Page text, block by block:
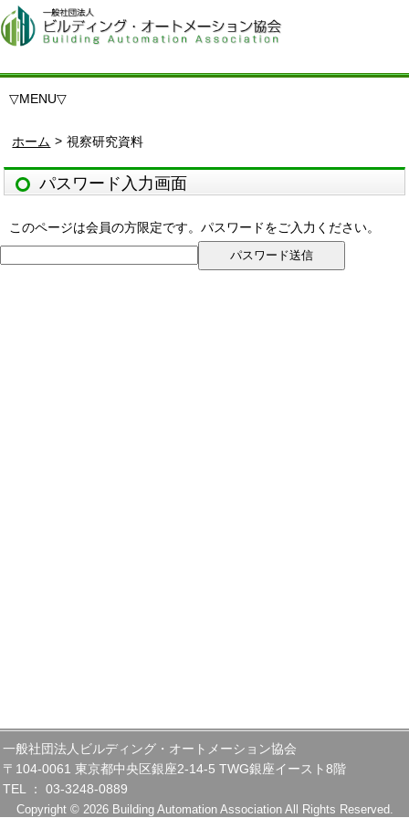
▽MENU▽
ホーム > 視察研究資料
パスワード入力画面
このページは会員の方限定です。パスワードをご入力ください。
一般社団法人ビルディング・オートメーション協会
〒104-0061 東京都中央区銀座2-14-5 TWG銀座イースト8階
TEL ： 03-3248-0889
Copyright © 2026 Building Automation Association All Rights Reserved.